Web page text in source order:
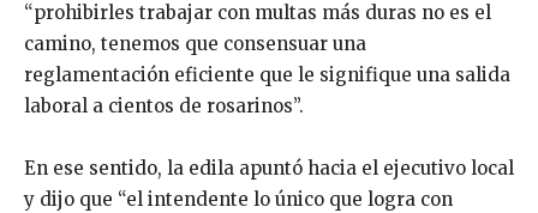
“prohibirles trabajar con multas más duras no es el
camino, tenemos que consensuar una
reglamentación eficiente que le signifique una salida
laboral a cientos de rosarinos”.
En ese sentido, la edila apuntó hacia el ejecutivo local
y dijo que “el intendente lo único que logra con